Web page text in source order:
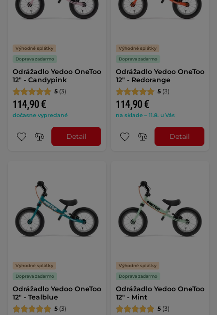
Výhodné splátky
Doprava zadarmo
Odrážadlo Yedoo OneToo
12" - Candypink
5 (3)
114,90 €
dočasne vypredané
Detail
Výhodné splátky
Doprava zadarmo
Odrážadlo Yedoo OneToo
12" - Redorange
5 (3)
114,90 €
na sklade – 11.8. u Vás
Detail
Výhodné splátky
Doprava zadarmo
Odrážadlo Yedoo OneToo
12" - Tealblue
5 (3)
Výhodné splátky
Doprava zadarmo
Odrážadlo Yedoo OneToo
12" - Mint
5 (3)